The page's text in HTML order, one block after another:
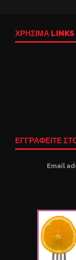
ΧΡΉΣΙΜΑ LINKS
ΕΓΓΡΑΦΕΙΤΕ
Email